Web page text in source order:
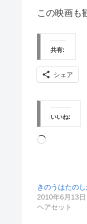
この映画も
共有:
シェア
いいね:
読
み
中…
きのうはたのし
2010年6月13日
ヘアセット